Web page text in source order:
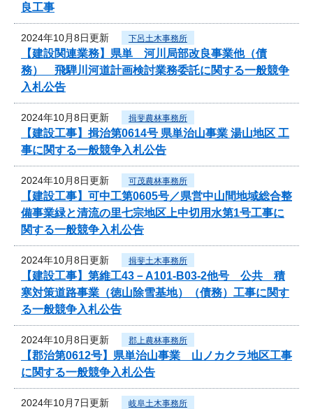
良工事
2024年10月8日更新 下呂土木事務所
【建設関連業務】県単 河川局部改良事業他（債
務） 飛騨川河道計画検討業務委託に関する一般競争
入札公告
2024年10月8日更新 揖斐農林事務所
【建設工事】揖治第0614号 県単治山事業 湯山地区 工
事に関する一般競争入札公告
2024年10月8日更新 可茂農林事務所
【建設工事】可中工第0605号／県営中山間地域総合整
備事業緑と清流の里七宗地区上中切用水第1号工事に
関する一般競争入札公告
2024年10月8日更新 揖斐土木事務所
【建設工事】第維工43－A101-B03-2他号 公共 積
寒対策道路事業（徳山除雪基地）（債務）工事に関す
る一般競争入札公告
2024年10月8日更新 郡上農林事務所
【郡治第0612号】県単治山事業 山ノカクラ地区工事
に関する一般競争入札公告
2024年10月7日更新 岐阜土木事務所